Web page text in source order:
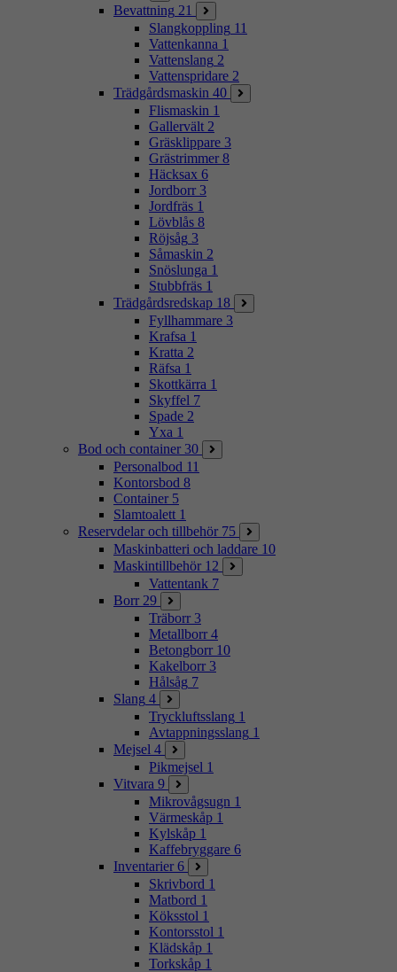
Bevattning 21
Slangkoppling 11
Vattenkanna 1
Vattenslang 2
Vattenspridare 2
Trädgårdsmaskin 40
Flismaskin 1
Gallervält 2
Gräsklippare 3
Grästrimmer 8
Häcksax 6
Jordborr 3
Jordfräs 1
Lövblås 8
Röjsåg 3
Såmaskin 2
Snöslunga 1
Stubbfräs 1
Trädgårdsredskap 18
Fyllhammare 3
Krafsa 1
Kratta 2
Räfsa 1
Skottkärra 1
Skyffel 7
Spade 2
Yxa 1
Bod och container 30
Personalbod 11
Kontorsbod 8
Container 5
Slamtoalett 1
Reservdelar och tillbehör 75
Maskinbatteri och laddare 10
Maskintillbehör 12
Vattentank 7
Borr 29
Träborr 3
Metallborr 4
Betongborr 10
Kakelborr 3
Hålsåg 7
Slang 4
Tryckluftsslang 1
Avtappningsslang 1
Mejsel 4
Pikmejsel 1
Vitvara 9
Mikrovågsugn 1
Värmeskåp 1
Kylskåp 1
Kaffebryggare 6
Inventarier 6
Skrivbord 1
Matbord 1
Köksstol 1
Kontorsstol 1
Klädskåp 1
Torkskåp 1